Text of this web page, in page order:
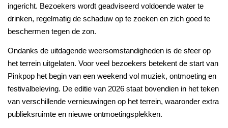
ingericht. Bezoekers wordt geadviseerd voldoende water te
drinken, regelmatig de schaduw op te zoeken en zich goed te
beschermen tegen de zon.
Ondanks de uitdagende weersomstandigheden is de sfeer op
het terrein uitgelaten. Voor veel bezoekers betekent de start van
Pinkpop het begin van een weekend vol muziek, ontmoeting en
festivalbeleving. De editie van 2026 staat bovendien in het teken
van verschillende vernieuwingen op het terrein, waaronder extra
publieksruimte en nieuwe ontmoetingsplekken.